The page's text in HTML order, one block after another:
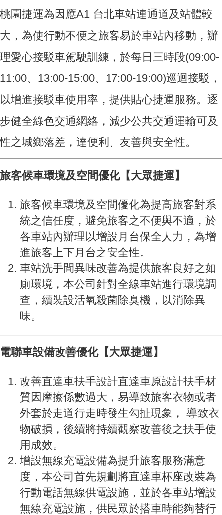
桃園捷運為因應A1 台北車站連通道及站體較
大，為使行動不便之旅客易於車站內移動，辦
理愛心接駁車駕駛訓練，於每日三時段(09:00-
11:00、13:00-15:00、17:00-19:00)巡迴接駁，
以增進接駁車使用率，提供貼心捷運服務。逐
步健全綠色交通網絡，減少公共交通運輸可及
性之城鄉落差，達便利、友善與安全性。
旅客候車環境及空間優化【大眾捷運】
旅客候車環境及空間優化為提高旅客對系
統之信任度，避免旅客之不便與不適，於
各車站內辦理以增設月台保全人力，為增
進旅客上下月台之安全性。
車站洗手間異味改善為提供旅客良好之如
廁環境，本公司針對全線車站進行環境調
查，續裝設活氧殺菌除臭機，以消除異
味。
電聯車設備改善優化【大眾捷運】
改善直達車扶手設計直達車原設計扶手材
質因摩擦係數過大，易導致旅客衣物或者
外套於走道行走時發生勾扯現象， 導致衣
物破損，後續將持續觀察改善後之扶手使
用成效。
增設無線充電設備為提升旅客服務滿意
度，本公司首先規劃將直達車杯座改裝為
行動電話無線供電設施，並於各車站增設
無線充電設施，供民眾於搭車時能夠替行